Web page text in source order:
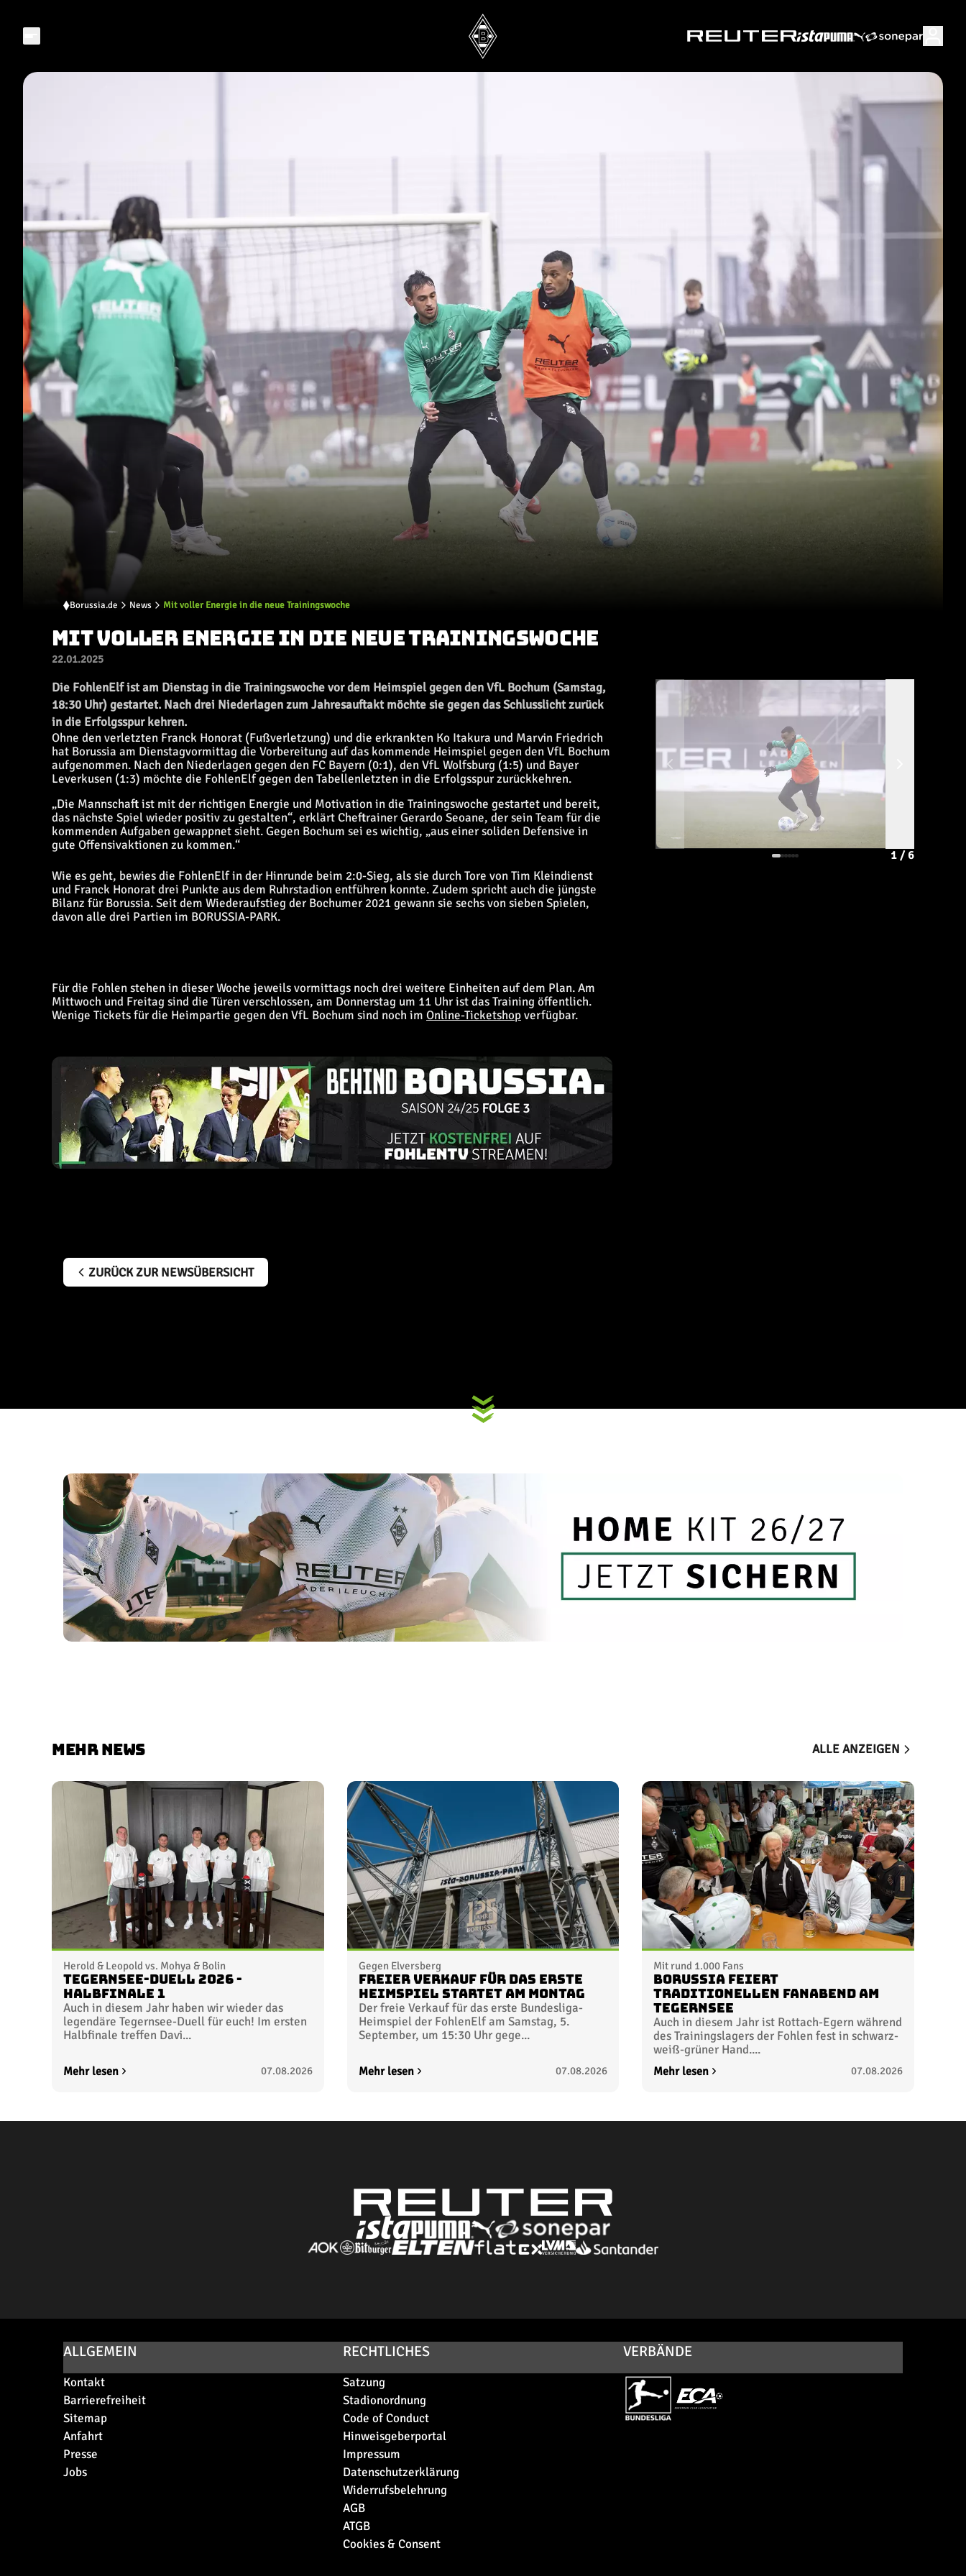
Borussia.de News Mit voller Energie in die neue Trainingswoche
MIT VOLLER ENERGIE IN DIE NEUE TRAININGSWOCHE
22.01.2025
Die FohlenElf ist am Dienstag in die Trainingswoche vor dem Heimspiel gegen den VfL Bochum (Samstag,
18:30 Uhr) gestartet. Nach drei Niederlagen zum Jahresauftakt möchte sie gegen das Schlusslicht zurück
in die Erfolgsspur kehren.
Ohne den verletzten Franck Honorat (Fußverletzung) und die erkrankten Ko Itakura und Marvin Friedrich
hat Borussia am Dienstagvormittag die Vorbereitung auf das kommende Heimspiel gegen den VfL Bochum
aufgenommen. Nach den Niederlagen gegen den FC Bayern (0:1), den VfL Wolfsburg (1:5) und Bayer
Leverkusen (1:3) möchte die FohlenElf gegen den Tabellenletzten in die Erfolgsspur zurückkehren.
„Die Mannschaft ist mit der richtigen Energie und Motivation in die Trainingswoche gestartet und bereit,
das nächste Spiel wieder positiv zu gestalten“, erklärt Cheftrainer Gerardo Seoane, der sein Team für die
kommenden Aufgaben gewappnet sieht. Gegen Bochum sei es wichtig, „aus einer soliden Defensive in
gute Offensivaktionen zu kommen.“
Wie es geht, bewies die FohlenElf in der Hinrunde beim 2:0-Sieg, als sie durch Tore von Tim Kleindienst
und Franck Honorat drei Punkte aus dem Ruhrstadion entführen konnte. Zudem spricht auch die jüngste
Bilanz für Borussia. Seit dem Wiederaufstieg der Bochumer 2021 gewann sie sechs von sieben Spielen,
davon alle drei Partien im BORUSSIA-PARK.
Für die Fohlen stehen in dieser Woche jeweils vormittags noch drei weitere Einheiten auf dem Plan. Am
Mittwoch und Freitag sind die Türen verschlossen, am Donnerstag um 11 Uhr ist das Training öffentlich.
Wenige Tickets für die Heimpartie gegen den VfL Bochum sind noch im Online-Ticketshopverfügbar.
1 /6
ZURÜCK ZUR NEWSÜBERSICHT
MEHR NEWS ALLE ANZEIGEN
Herold & Leopold vs. Mohya & Bolin
Tegernsee-Duell 2026 -
Halbfinale 1
Auch in diesem Jahr haben wir wieder das
legendäre Tegernsee-Duell für euch! Im ersten
Halbfinale treffen Davi...
Mehr lesen 07.08.2026
Gegen Elversberg
Freier Verkauf für das erste
Heimspiel startet am Montag
Der freie Verkauf für das erste Bundesliga-
Heimspiel der FohlenElf am Samstag, 5.
September, um 15:30 Uhr gege...
Mehr lesen 07.08.2026
Mit rund 1.000 Fans
Borussia feiert
traditionellen Fanabend am
Tegernsee
Auch in diesem Jahr ist Rottach-Egern während
des Trainingslagers der Fohlen fest in schwarz-
weiß-grüner Hand....
Mehr lesen 07.08.2026
ALLGEMEIN
Kontakt
Barrierefreiheit
Sitemap
Anfahrt
Presse
Jobs
RECHTLICHES
Satzung
Stadionordnung
Code of Conduct
Hinweisgeberportal
Impressum
Datenschutzerklärung
Widerrufsbelehrung
AGB
ATGB
Cookies & Consent
VERBÄNDE